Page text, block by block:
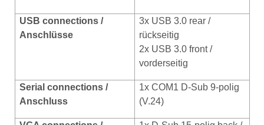
USB connections /
Anschlüsse
3x USB 3.0 rear /
rückseitig
2x USB 3.0 front /
vorderseitig
Serial connections /
Anschluss
1x COM1 D-Sub 9-polig
(V.24)